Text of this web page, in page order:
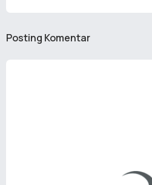
Posting Komentar